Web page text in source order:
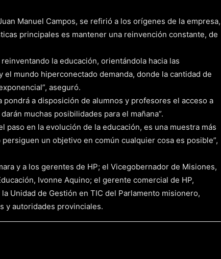
Manuel Campos, se refirió a los orígenes de la empresa,
principales es mantener una reinvención constante, de
la educación, orientándola hacia las
mundo hiperconectado demanda, donde la cantidad de
aseguró.
pondrá a disposición de alumnos y profesores el acceso a
muchas posibilidades para el mañana”.
paso en la evolución de la educación, es una muestra más
un objetivo en común cualquier cosa es posible”,
y a los gerentes de HP; el Vicegobernador de Misiones,
Ivonne Aquino; el gerente comercial de HP,
Unidad de Gestión en TIC del Parlamento misionero,
y autoridades provinciales.